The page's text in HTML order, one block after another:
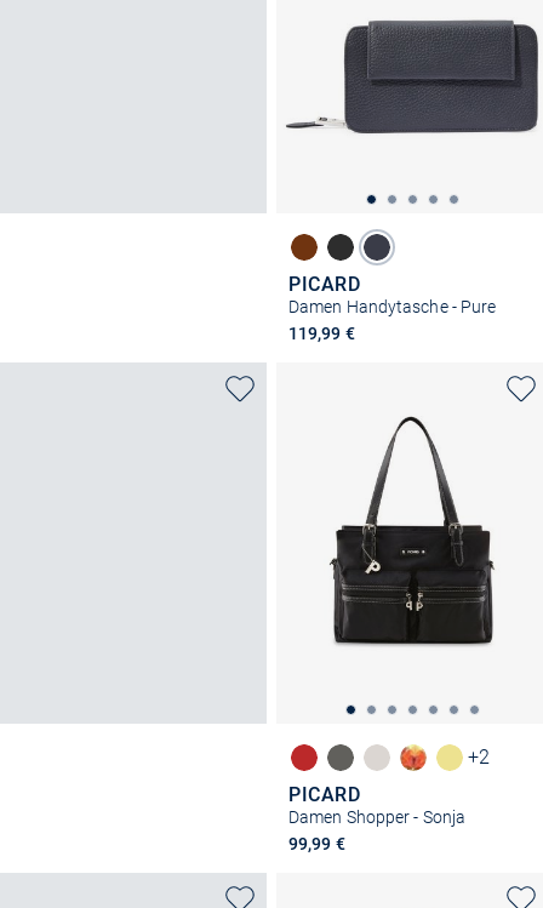
PICARD
Damen Handytasche - Pure
119,99 €
+2
PICARD
Damen Shopper - Sonja
99,99 €